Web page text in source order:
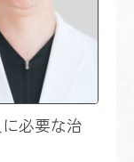
必要な治